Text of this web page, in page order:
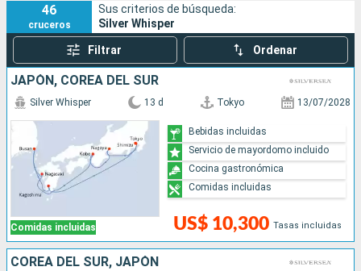
46
cruceros
Sus criterios de búsqueda:
Silver Whisper
Filtrar Ordenar
JAPÓN, COREA DEL SUR
Comidas incluidas
Silver Whisper 13 d Tokyo 13/07/2028
US$ 10,300 Tasas incluidas
Bebidas incluidas
Servicio de mayordomo incluido
Cocina gastronómica
Comidas incluidas
COREA DEL SUR, JAPÓN